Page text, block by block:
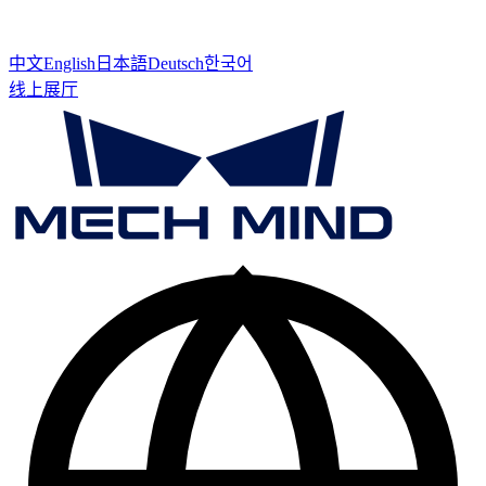
中文English 日本語Deutsch한국어
线上展厅